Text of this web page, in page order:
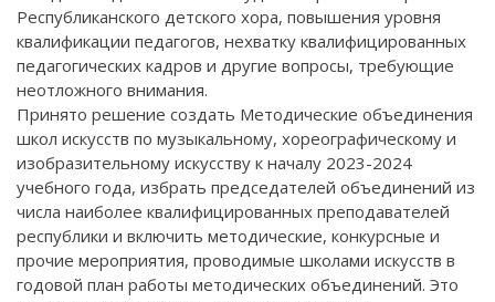
Республиканского детского хора, повышения уровня
квалификации педагогов, нехватку квалифицированных
педагогических кадров и другие вопросы, требующие
неотложного внимания.
Принято решение создать Методические объединения
школ искусств по музыкальному, хореографическому и
изобразительному искусству к началу 2023-2024
учебного года, избрать председателей объединений из
числа наиболее квалифицированных преподавателей
республики и включить методические, конкурсные и
прочие мероприятия, проводимые школами искусств в
годовой план работы методических объединений. Это